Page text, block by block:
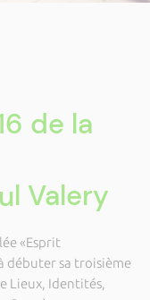
de la
Valery
«Esprit
débuter sa troisième
Lieux, Identités,